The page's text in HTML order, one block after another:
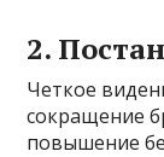
2.
Четкое
сокращение
повышение